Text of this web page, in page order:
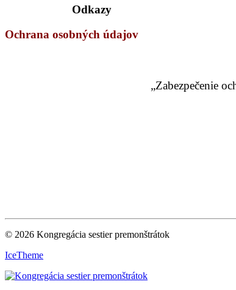
Odkazy
Ochrana osobných údajov
„Zabezpečenie
© 2026 Kongregácia sestier premonštrátok
IceTheme